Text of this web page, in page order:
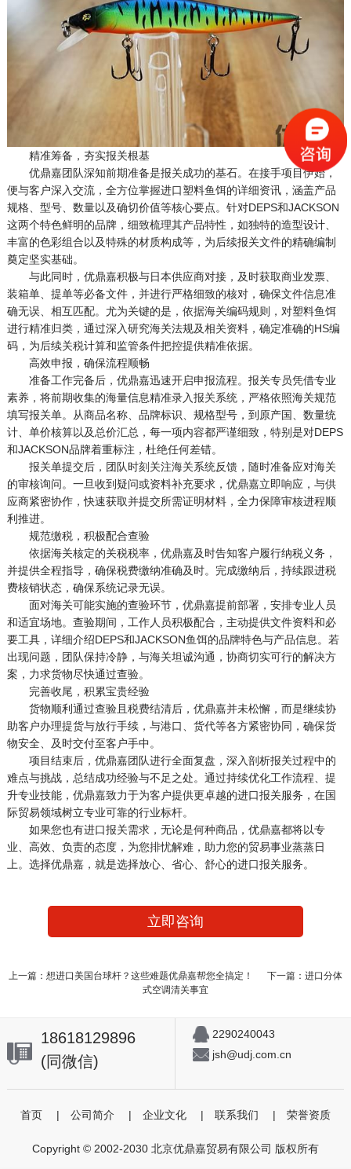
精准筹备，夯实报关根基
优鼎嘉团队深知前期准备是报关成功的基石。在接手项目伊始，
便与客户深入交流，全方位掌握进口塑料鱼饵的详细资讯，涵盖产品
规格、型号、数量以及确切价值等核心要点。针对DEPS和JACKSON
这两个特色鲜明的品牌，细致梳理其产品特性，如独特的造型设计、
丰富的色彩组合以及特殊的材质构成等，为后续报关文件的精确编制
奠定坚实基础。
与此同时，优鼎嘉积极与日本供应商对接，及时获取商业发票、
装箱单、提单等必备文件，并进行严格细致的核对，确保文件信息准
确无误、相互匹配。尤为关键的是，依据海关编码规则，对塑料鱼饵
进行精准归类，通过深入研究海关法规及相关资料，确定准确的HS编
码，为后续关税计算和监管条件把控提供精准依据。
高效申报，确保流程顺畅
准备工作完备后，优鼎嘉迅速开启申报流程。报关专员凭借专业
素养，将前期收集的海量信息精准录入报关系统，严格依照海关规范
填写报关单。从商品名称、品牌标识、规格型号，到原产国、数量统
计、单价核算以及总价汇总，每一项内容都严谨细致，特别是对DEPS
和JACKSON品牌着重标注，杜绝任何差错。
报关单提交后，团队时刻关注海关系统反馈，随时准备应对海关
的审核询问。一旦收到疑问或资料补充要求，优鼎嘉立即响应，与供
应商紧密协作，快速获取并提交所需证明材料，全力保障审核进程顺
利推进。
规范缴税，积极配合查验
依据海关核定的关税税率，优鼎嘉及时告知客户履行纳税义务，
并提供全程指导，确保税费缴纳准确及时。完成缴纳后，持续跟进税
费核销状态，确保系统记录无误。
面对海关可能实施的查验环节，优鼎嘉提前部署，安排专业人员
和适宜场地。查验期间，工作人员积极配合，主动提供文件资料和必
要工具，详细介绍DEPS和JACKSON鱼饵的品牌特色与产品信息。若
出现问题，团队保持冷静，与海关坦诚沟通，协商切实可行的解决方
案，力求货物尽快通过查验。
完善收尾，积累宝贵经验
货物顺利通过查验且税费结清后，优鼎嘉并未松懈，而是继续协
助客户办理提货与放行手续，与港口、货代等各方紧密协同，确保货
物安全、及时交付至客户手中。
项目结束后，优鼎嘉团队进行全面复盘，深入剖析报关过程中的
难点与挑战，总结成功经验与不足之处。通过持续优化工作流程、提
升专业技能，优鼎嘉致力于为客户提供更卓越的进口报关服务，在国
际贸易领域树立专业可靠的行业标杆。
如果您也有进口报关需求，无论是何种商品，优鼎嘉都将以专
业、高效、负责的态度，为您排忧解难，助力您的贸易事业蒸蒸日
上。选择优鼎嘉，就是选择放心、省心、舒心的进口报关服务。
立即咨询
上一篇：想进口美国台球杆？这些难题优鼎嘉帮您全搞定！
下一篇：进口分体
式空调清关事宜
18618129896
(同微信)
2290240043
jsh@udj.com.cn
首页 | 公司简介 | 企业文化 | 联系我们 | 荣誉资质
Copyright © 2002-2030 北京优鼎嘉贸易有限公司 版权所有